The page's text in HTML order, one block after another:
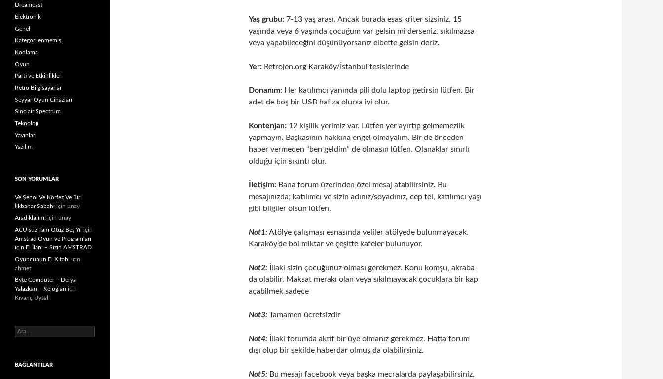
Yaş grubu: 7-13 yaş arası. Ancak burada esas kriter sizsiniz. 15
yaşında veya 6 yaşında çocuğum var gelsin mi derseniz, sıkılmazsa
veya yapabileceğini düşünüyorsanız elbette gelsin deriz.
Yer: Retrojen.org Karaköy/İstanbul tesislerinde
Donanım: Her katılımcı yanında pili dolu laptop getirsin lütfen. Bir
adet de boş bir USB hafıza olursa iyi olur.
Kontenjan: 12 kişilik yerimiz var. Lütfen yer ayırtıp gelmemezlik
yapmayın. Başkasının hakkına engel olmayalım. Bir de önceden
haber vermeden “ben geldim” de olmasın lütfen. Olanaklar sınırlı
olduğu için sıkıntı olur.
İletişim: Bana forum üzerinden özel mesaj atabilirsiniz. Bu
mesajınızda; katılımcı ve sizin adınız/soyadınız, cep tel, katılımcı yaşı
gibi bilgiler olsun lütfen.
Not1:Atölye çalışması esnasında veliler atölyede bulunmayacak.
Karaköy’de bol miktar ve çeşitte kafeler bulunuyor.
Not2: İllaki sizin çocuğunuz olması gerekmez. Konu komşu, akraba
da olabilir. Maksat merakı olan veya sıkılmayacak çocuklara bir kapı
açabilmek sadece
Not3: Tamamen ücretsizdir
Not4: İllaki forumda aktif bir üye olmanız gerekmez. Hatta forum
dışı olup bir şekilde haberdar olmuş da olabilirsiniz.
Not5: Bu mesajı facebook veya başka mecralarda paylaşabilirsiniz.
Dreamcast
Elektronik
Genel
Kategorilenmemiş
Kodlama
Oyun
Parti ve Etkinlikler
Retro Bilgisayarlar
Seyyar Oyun Cihazları
Sinclair Spectrum
Teknoloji
Yayınlar
Yazılım
SON YORUMLAR
Ve Şenol Ve Körfez Ve Bir
İlkbahar Sabahı için unay
Aradıklarım! için unay
ACU’suz Tam Otuz Beş Yıl için
Amstrad Oyun ve Programları
için El İlanı – Sizin AMSTRAD
Oyuncunun El Kitabı için
ahmet
Byte Computer – Derya
Yalazkan – Keloğlan için
Kıvanç Uysal
Arama:
BAĞLANTILAR